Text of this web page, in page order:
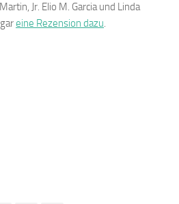
Jr. Elio M. Garcia und Linda
eine Rezension dazu.